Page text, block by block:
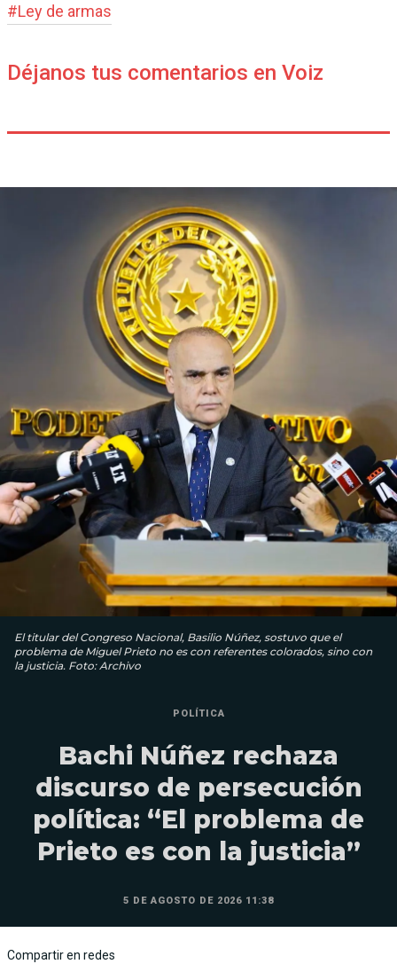
#Ley de armas
Déjanos tus comentarios en Voiz
El titular del Congreso Nacional, Basilio Núñez, sostuvo que el
problema de Miguel Prieto no es con referentes colorados, sino con
la justicia. Foto: Archivo
POLÍTICA
Bachi Núñez rechaza
discurso de persecución
política: “El problema de
Prieto es con la justicia”
5 DE AGOSTO DE 2026 11:38
Compartir en redes